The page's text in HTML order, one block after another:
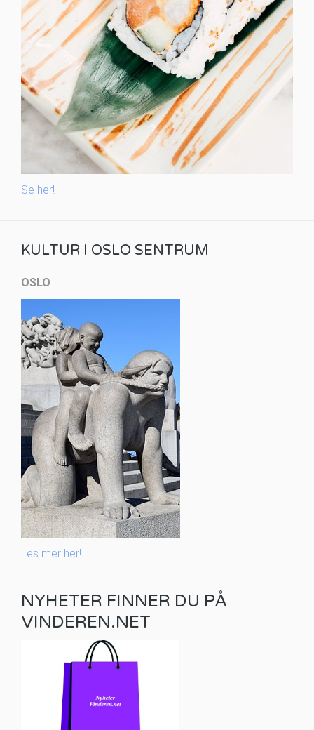
Se her!
KULTUR I OSLO SENTRUM
OSLO
Les mer her!
NYHETER FINNER DU PÅ
VINDEREN.NET